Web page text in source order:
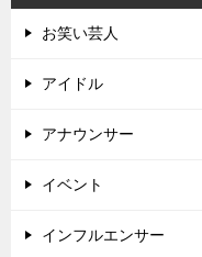
お笑い芸人
アイドル
アナウンサー
イベント
インフルエンサー